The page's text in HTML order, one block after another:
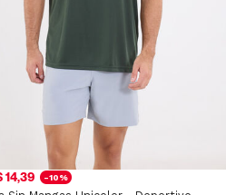
14,39 -10%